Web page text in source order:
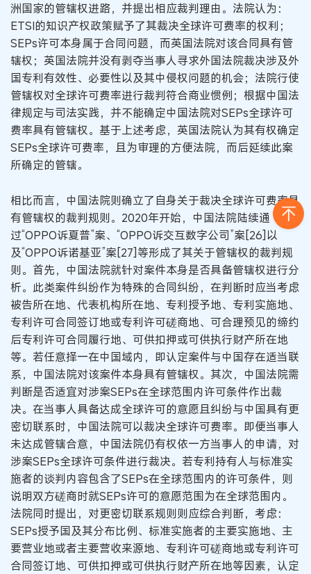
洲国家的管辖权进路，并提出相应裁判理由。法院认为：
ETSI的知识产权政策赋予了其裁决全球许可费率的权利；
SEPs许可本身属于合同问题，而英国法院对该合同具有管
辖权；英国法院并没有剥夺当事人寻求外国法院裁决涉及外
国专利有效性、必要性以及其中侵权问题的机会；法院行使
管辖权对全球许可费率进行裁判符合商业惯例；根据中国法
律规定与司法实践，并不能确定中国法院对SEPs全球许可
费率具有管辖权。基于上述考虑，英国法院认为其有权确定
SEPs全球许可费率，且为审理的方便法院，而后延续此案
所确定的管辖。
相比而言，中国法院则确立了自身关于裁决全球许可费率具
有管辖权的裁判规则。2020年开始，中国法院陆续通
过“OPPO诉夏普”案、“OPPO诉交互数字公司”案[26]以
及“OPPO诉诺基亚”案[27]等形成了其关于管辖权的裁判规
则。首先，中国法院就针对案件本身是否具备管辖权进行分
析。此类案件纠纷作为特殊的合同纠纷，在判断时应当考虑
被告所在地、代表机构所在地、专利授予地、专利实施地、
专利许可合同签订地或专利许可磋商地、可合理预见的缔约
后专利许可合同履行地、可供扣押或可供执行财产所在地
等。若任意择一在中国域内，即认定案件与中国存在适当联
系，中国法院对该案件本身具有管辖权。其次，中国法院需
判断是否适宜对涉案SEPs在全球范围内许可条件作出裁
决。在当事人具备达成全球许可的意愿且纠纷与中国具有更
密切联系时，中国法院可以裁决全球许可费率。即便当事人
未达成管辖合意，中国法院仍有权依一方当事人的申请，对
涉案SEPs全球许可条件进行裁决。若专利持有人与标准实
施者的谈判内容包含了SEPs在全球范围内的许可条件，则
说明双方磋商时就SEPs许可的意愿范围为在全球范围内。
法院同时提出，对更密切联系规则则应综合判断，考虑：
SEPs授予国及其分布比例、标准实施者的主要实施地、主
要营业地或者主要营收来源地、专利许可磋商地或专利许可
合同签订地、可供扣押或可供执行财产所在地等因素，认定